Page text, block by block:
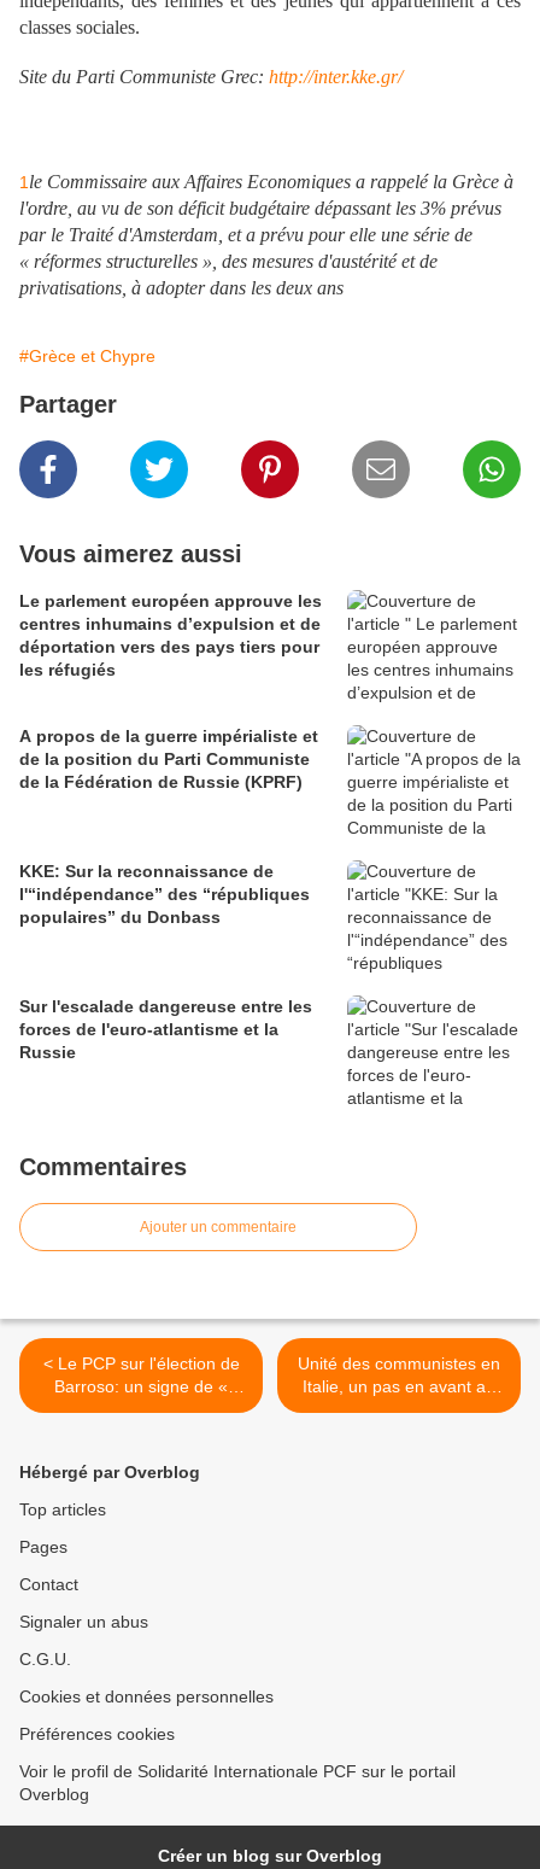
classes sociales.
Site du Parti Communiste Grec: http://inter.kke.gr/
1 le Commissaire aux Affaires Economiques a rappelé la Grèce à
l'ordre, au vu de son déficit budgétaire dépassant les 3% prévus
par le Traité d'Amsterdam, et a prévu pour elle une série de
« réformes structurelles », des mesures d'austérité et de
privatisations, à adopter dans les deux ans
#Grèce et Chypre
Partager
Vous aimerez aussi
Le parlement européen approuve les
centres inhumains d’expulsion et de
déportation vers des pays tiers pour
les réfugiés
A propos de la guerre impérialiste et
de la position du Parti Communiste
de la Fédération de Russie (KPRF)
KKE: Sur la reconnaissance de
l'“indépendance” des “républiques
populaires” du Donbass
Sur l'escalade dangereuse entre les
forces de l'euro-atlantisme et la
Russie
Commentaires
Ajouter un commentaire
< Le PCP sur l'élection de
Barroso: un signe de «
continuité dans les
militaristes de l'UE »
Unité des communistes en
Italie, un pas en avant au
camping « Alternative
Hébergé par Overblog
Top articles
Pages
Contact
Signaler un abus
C.G.U.
Cookies et données personnelles
Préférences cookies
Voir le profil de Solidarité Internationale PCF sur le portail
Overblog
Créer un blog sur Overblog